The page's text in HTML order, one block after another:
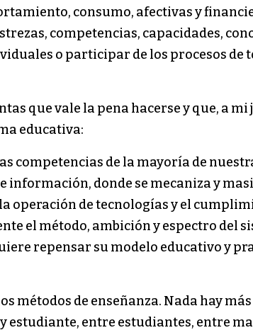
consumo, afectivas y
competencias, capacidades,
o participar de los procesos
que vale la pena hacerse y que, a
educativa:
competencias de la mayoría de
información, donde se mecaniza y
operación de tecnologías y el
el método, ambición y espectro del
repensar su modelo educativo y
métodos de enseñanza. Nada hay
entre estudiantes, entre